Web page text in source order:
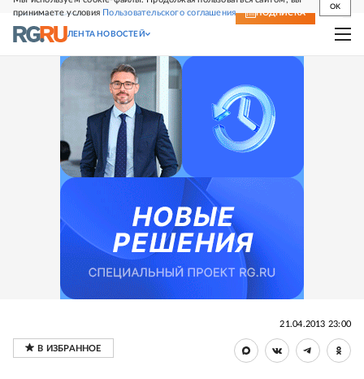
принимаете условия Пользовательского соглашения
OK
СВЕЖИЙ НОМЕР ПОДПИСКА
ЛЕНТА НОВОСТЕЙ
21.04.2013 23:00